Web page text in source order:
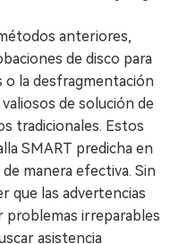
anteriores,
de disco para
la desfragmentación
de solución de
tradicionales. Estos
SMART predicha en
manera efectiva. Sin
que las advertencias
problemas irreparables
asistencia